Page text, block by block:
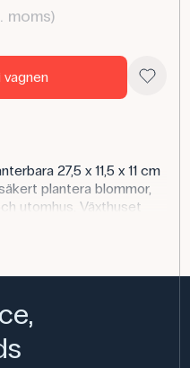
moms)
vagnen
27,5 x 11,5 x 11 cm
plantera blommor,
utomhus. Växthuset
Förökningslocket och